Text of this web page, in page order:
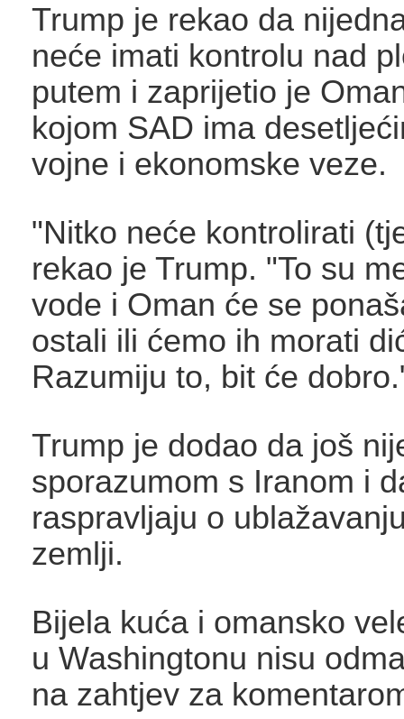
Trump je rekao da
neće imati kontrolu nad
putem i zaprijetio je
kojom SAD ima
vojne i ekonomske veze.
"Nitko neće kontrolirati
rekao je Trump. "To su
vode i Oman će se
ostali ili ćemo ih morati
Razumiju to, bit će
Trump je dodao da još
sporazumom s Iranom i
raspravljaju o
zemlji.
Bijela kuća i omansko
u Washingtonu nisu
na zahtjev za